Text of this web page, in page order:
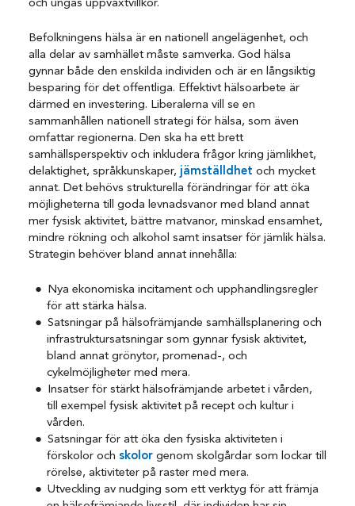
och ungas uppväxtvillkor.
Befolkningens hälsa är en nationell angelägenhet, och
alla delar av samhället måste samverka. God hälsa
gynnar både den enskilda individen och är en långsiktig
besparing för det offentliga. Effektivt hälsoarbete är
därmed en investering. Liberalerna vill se en
sammanhållen nationell strategi för hälsa, som även
omfattar regionerna. Den ska ha ett brett
samhällsperspektiv och inkludera frågor kring jämlikhet,
delaktighet, språkkunskaper, jämställdhet och mycket
annat. Det behövs strukturella förändringar för att öka
möjligheterna till goda levnadsvanor med bland annat
mer fysisk aktivitet, bättre matvanor, minskad ensamhet,
mindre rökning och alkohol samt insatser för jämlik hälsa.
Strategin behöver bland annat innehålla:
Nya ekonomiska incitament och upphandlingsregler
för att stärka hälsa.
Satsningar på hälsofrämjande samhällsplanering och
infrastruktursatsningar som gynnar fysisk aktivitet,
bland annat grönytor, promenad-, och
cykelmöjligheter med mera.
Insatser för stärkt hälsofrämjande arbetet i vården,
till exempel fysisk aktivitet på recept och kultur i
vården.
Satsningar för att öka den fysiska aktiviteten i
förskolor och skolorgenom skolgårdar som lockar till
rörelse, aktiviteter på raster med mera.
Utveckling av nudging som ett verktyg för att främja